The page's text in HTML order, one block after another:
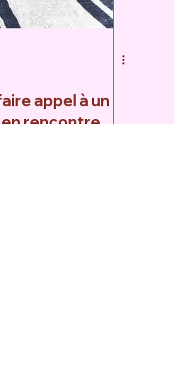
appel à un
rencontre